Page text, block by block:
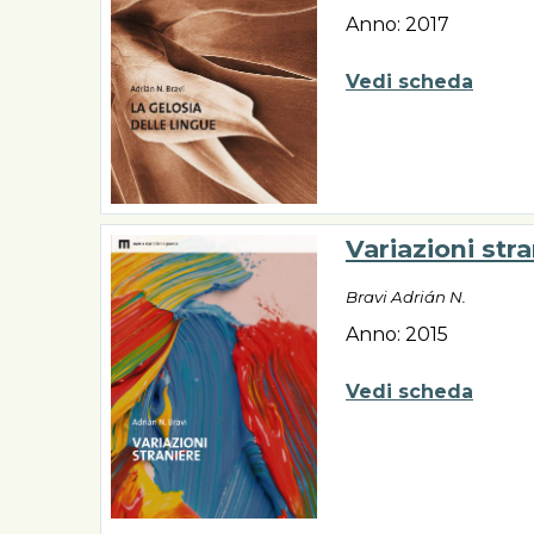
Anno: 2017
Vedi scheda
Variazioni
Bravi Adrián N.
Anno: 2015
Vedi scheda